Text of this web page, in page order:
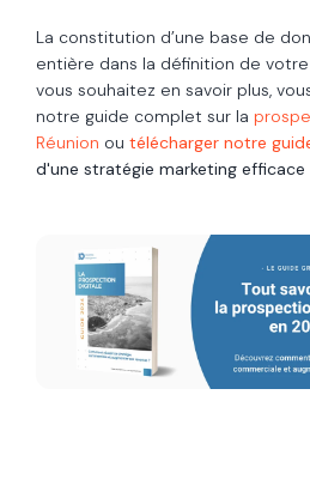
La constitution d’une base de
entière dans la définition de
vous souhaitez en savoir plus,
notre guide complet sur la
Réunion ou télécharger notre
d'une stratégie marketing efficace